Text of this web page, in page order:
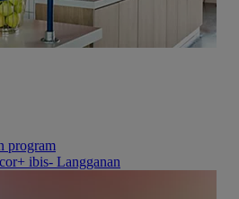
program
ibis- Langganan